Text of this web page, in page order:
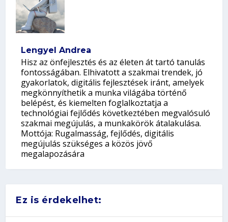
Lengyel Andrea
Hisz az önfejlesztés és az életen át tartó tanulás
fontosságában. Elhivatott a szakmai trendek, jó
gyakorlatok, digitális fejlesztések iránt, amelyek
megkönnyíthetik a munka világába történő
belépést, és kiemelten foglalkoztatja a
technológiai fejlődés következtében megvalósuló
szakmai megújulás, a munkakörök átalakulása.
Mottója: Rugalmasság, fejlődés, digitális
megújulás szükséges a közös jövő
megalapozására
Ez is érdekelhet: